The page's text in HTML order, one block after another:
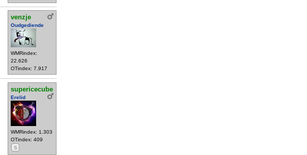
venzje
Oudgediende
WMRindex:
22.626
OTindex: 7.917
supericecube
Erelid
WMRindex: 1.303
OTindex: 409
S